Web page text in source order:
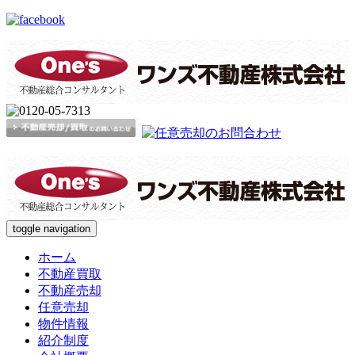
toggle navigation
ホーム
不動産買取
不動産売却
任意売却
物件情報
紹介制度